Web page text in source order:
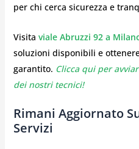
per chi cerca sicurezza e
Visita viale Abruzzi 92 a
soluzioni disponibili e
garantito. Clicca qui per
dei nostri tecnici!
Rimani Aggiornato
Servizi